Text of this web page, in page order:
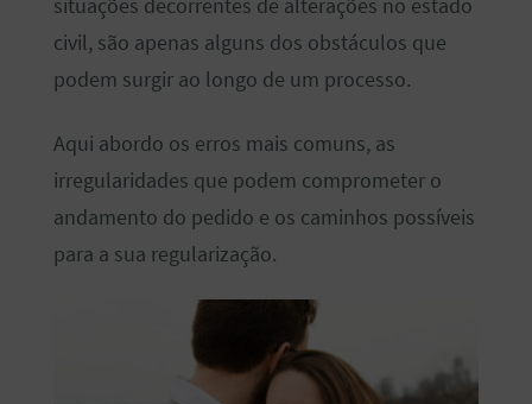
situações decorrentes de alterações no estado
civil, são apenas alguns dos obstáculos que
podem surgir ao longo de um processo.
Aqui abordo os erros mais comuns, as
irregularidades que podem comprometer o
andamento do pedido e os caminhos possíveis
para a sua regularização.